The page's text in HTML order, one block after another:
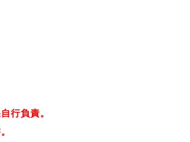
行負責。